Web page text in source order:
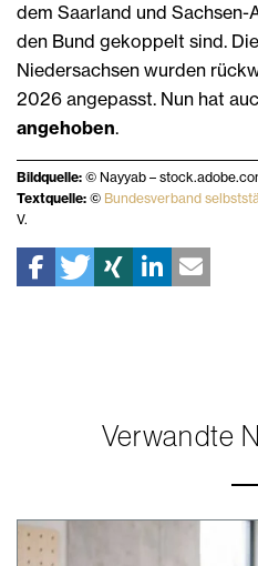
dem Saarland und Sachsen-
den Bund gekoppelt sind.
Niedersachsen wurden
2026 angepasst. Nun hat
angehoben.
Bildquelle: © Nayyab –
Textquelle: © Bundesverband
V.
Verwandte